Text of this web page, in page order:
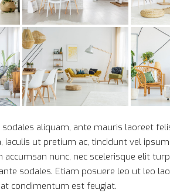
sodales aliquam, ante mauris laoreet
iaculis ut pretium ac, tincidunt vel
nunc, nec scelerisque elit
sodales. Etiam posuere leo ut leo
condimentum est feugiat.